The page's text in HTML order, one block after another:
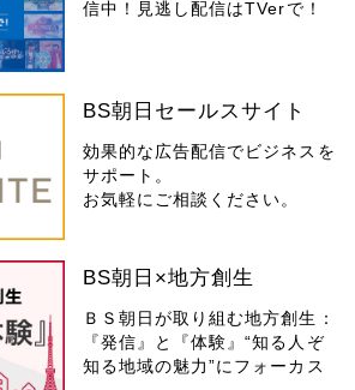
信中！見逃し配信はTVerで！
BS朝日セールスサイト
効果的な広告配信でビジネスを
サポート。
お気軽にご相談ください。
BS朝日×地方創生
ＢＳ朝日が取り組む地方創生：
『発信』と『体験』“知る人ぞ
知る地域の魅力”にフォーカス